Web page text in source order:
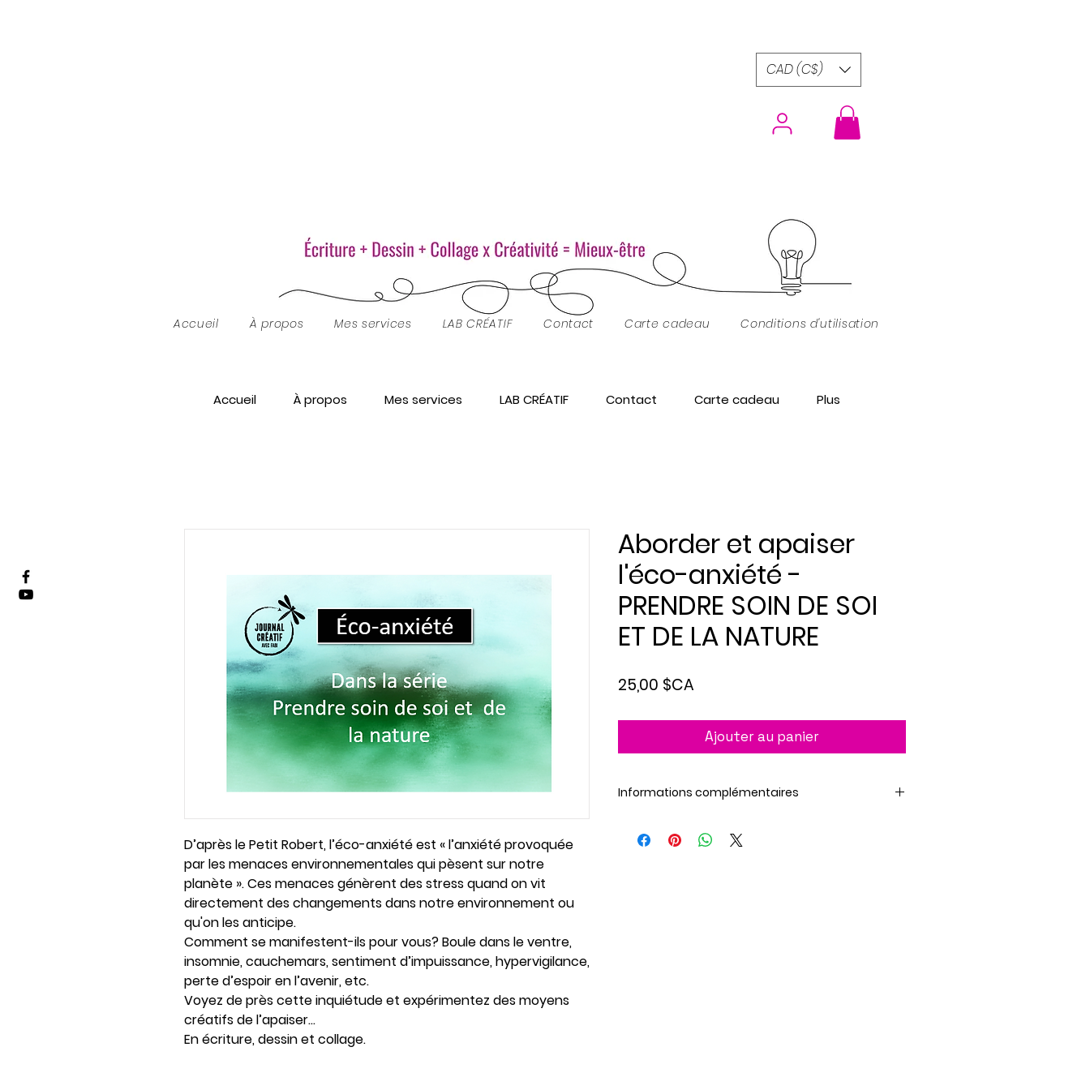
CAD (C$)
Accueil À propos Mes services LAB CRÉATIF Contact Carte cadeau Conditions d'utilisation
D’après le Petit Robert, l’éco-anxiété est « l’anxiété provoquée
par les menaces environnementales qui pèsent sur notre
planète ». Ces menaces génèrent des stress quand on vit
directement des changements dans notre environnement ou
qu'on les anticipe.
Comment se manifestent-ils pour vous? Boule dans le ventre,
insomnie, cauchemars, sentiment d’impuissance, hypervigilance,
perte d’espoir en l’avenir, etc.
Voyez de près cette inquiétude et expérimentez des moyens
créatifs de l’apaiser…
En écriture, dessin et collage.
Aborder et apaiser
l'éco-anxiété -
PRENDRE SOIN DE SOI
ET DE LA NATURE
25,00 $CA
Ajouter au panier
Informations complémentaires
Une liste du matériel requis est fournie avec le
Accueil À propos Mes services LAB CRÉATIF Contact Carte cadeau Plus